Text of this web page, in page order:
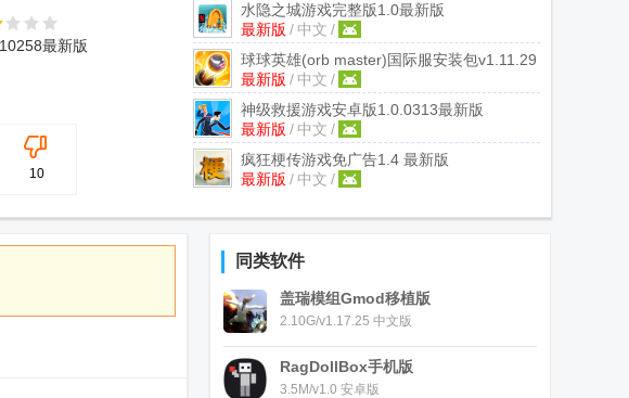
最新版
水隐之城游戏完整版1.0最新版
最新版 / 中文 /
球球英雄(orb master)国际服安装包v1.11.29
最新版
最新版 / 中文 /
神级救援游戏安卓版1.0.0313最新版
最新版 / 中文 /
疯狂梗传游戏免广告1.4 最新版
最新版 / 中文 /
10
同类软件
盖瑞模组Gmod移植版
2.10G/v1.17.25 中文版
RagDollBox手机版
3.5M/v1.0 安卓版